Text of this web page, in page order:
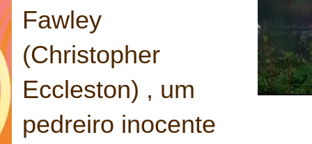
Fawley
(Christopher
Eccleston) , um
pedreiro inocente